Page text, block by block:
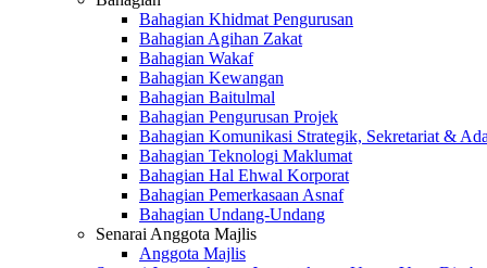
Bahagian Khidmat Pengurusan
Bahagian Agihan Zakat
Bahagian Wakaf
Bahagian Kewangan
Bahagian Baitulmal
Bahagian Pengurusan Projek
Bahagian Komunikasi Strategik, Sekretariat &
Bahagian Teknologi Maklumat
Bahagian Hal Ehwal Korporat
Bahagian Pemerkasaan Asnaf
Bahagian Undang-Undang
Senarai Anggota Majlis
Anggota Majlis